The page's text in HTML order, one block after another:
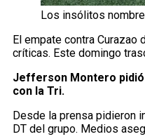
Los insólitos
El empate contra Curazao
críticas. Este domingo
Jefferson Montero pidió
con la Tri.
Desde la prensa pidieron
DT del grupo. Medios